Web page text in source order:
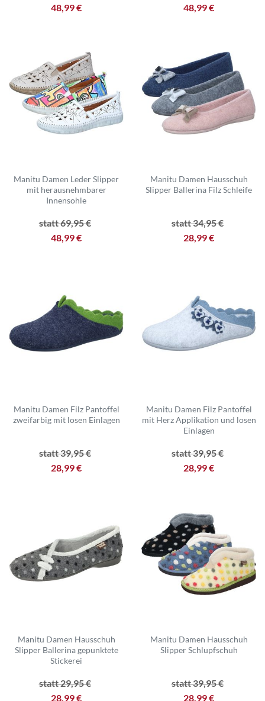
48,99 €
48,99 €
Manitu Damen Leder Slipper
mit herausnehmbarer
Innensohle
statt 69,95 €
48,99 €
Manitu Damen Hausschuh
Slipper Ballerina Filz Schleife
statt 34,95 €
28,99 €
Manitu Damen Filz Pantoffel
zweifarbig mit losen Einlagen
statt 39,95 €
28,99 €
Manitu Damen Filz Pantoffel
mit Herz Applikation und losen
Einlagen
statt 39,95 €
28,99 €
Manitu Damen Hausschuh
Slipper Ballerina gepunktete
Stickerei
statt 29,95 €
28,99 €
Manitu Damen Hausschuh
Slipper Schlupfschuh
statt 39,95 €
28,99 €